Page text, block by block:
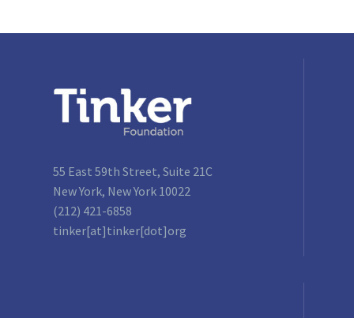
55 East 59th Street, Suite 21C
New York, New York 10022
(212) 421-6858
tinker[at]tinker[dot]org